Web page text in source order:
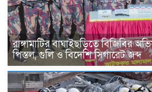
রাঙ্গামাটির বাঘাইছড়িতে বিজিবির
পিস্তল, গুলি ও বিদেশি সিগারেট জব্দ